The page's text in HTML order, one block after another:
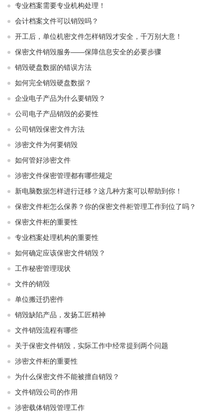
专业档案需要专业机构处理！
会计档案文件可以销毁吗？
开工后，单位机密文件怎样销毁才安全，千万别大意！
保密文件销毁服务——保障信息安全的必要步骤
销毁硬盘数据的错误方法
如何完全销毁硬盘数据？
企业电子产品为什么要销毁？
公司电子产品销毁的必要性
公司销毁保密文件方法
涉密文件为何要销毁
如何管好涉密文件
涉密文件保密管理都有哪些规定
新电脑数据怎样进行迁移？这几种方案可以帮助到你！
保密文件柜怎么保养？你的保密文件柜管理工作到位了吗？
保密文件柜的重要性
专业档案处理机构的重要性
如何确定应该保密文件销毁？
工作秘密管理现状
文件的销毁
单位搬迁扔密件
销毁缺陷产品，发扬工匠精神
文件销毁流程有哪些
关于保密文件销毁，实际工作中经常提到两个问题
涉密文件柜的重要性
为什么保密文件不能被擅自销毁？
文件销毁公司的作用
涉密载体销毁管理工作